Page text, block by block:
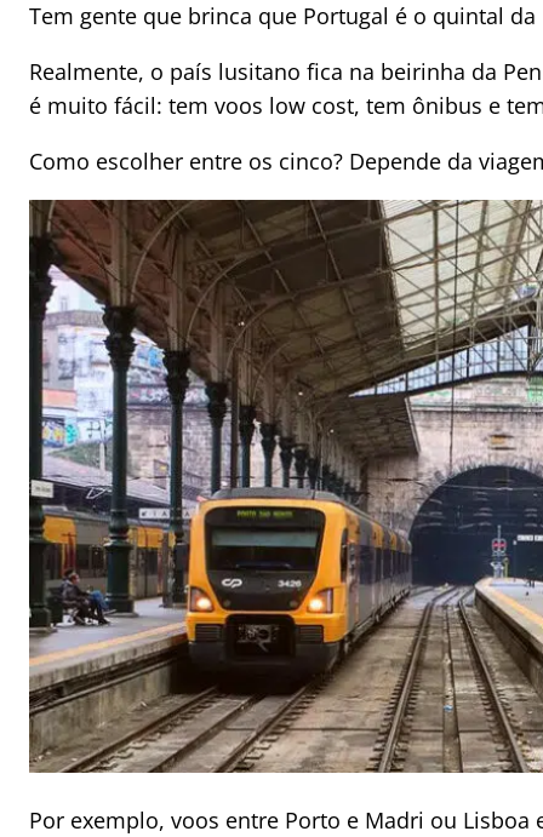
Tem gente que brinca que Portugal é o quintal da
Realmente, o país lusitano fica na beirinha da
é muito fácil: tem voos low cost, tem ônibus e
Como escolher entre os cinco? Depende da
Por exemplo, voos entre Porto e Madri ou